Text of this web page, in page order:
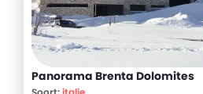
Panorama Brenta Dolomites